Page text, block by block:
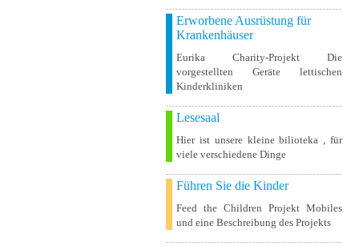
Erworbene Ausrüstung für
Krankenhäuser
Eurika Charity-Projekt Die
vorgestellten Geräte lettischen
Kinderkliniken
Lesesaal
Hier ist unsere kleine bilioteka , für
viele verschiedene Dinge
Führen Sie die Kinder
Feed the Children Projekt Mobiles
und eine Beschreibung des Projekts